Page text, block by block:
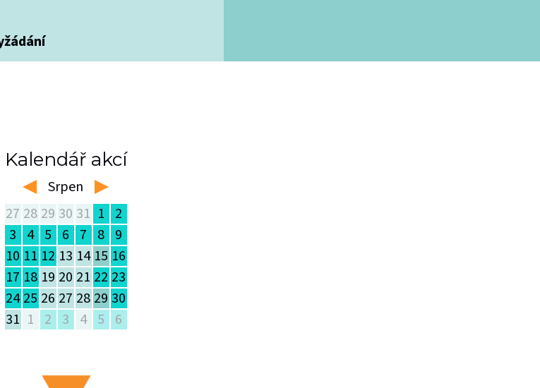
Kalendář akcí
left Srpen right
27 28 29 30 31 1
2
3
4 5 6 7 8 9
10 11 12 13 14 15 16
17 18 19 20 21 22 23
24 25 26 27 28 29 30
31 1 2 3 4 5 6